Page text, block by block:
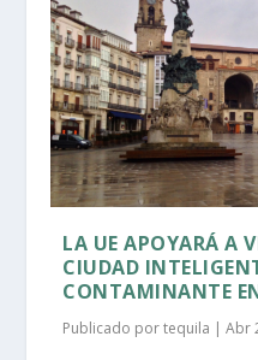
LA UE APOYARÁ A
CIUDAD
CONTAMINANTE
Publicado portequila |Abr